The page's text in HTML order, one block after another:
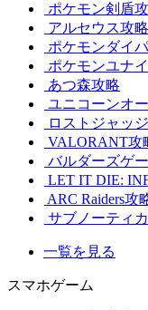
ポケモン剣盾
アルセウス攻略
ポケモンダイ
ポケモンユナ
あつ森攻略
ユニコーンオ
ロストジャッ
VALORANT攻
バルダーズゲ
LET IT DIE:
ARC Raiders攻
サブノーティ
一覧を見る
スマホゲーム